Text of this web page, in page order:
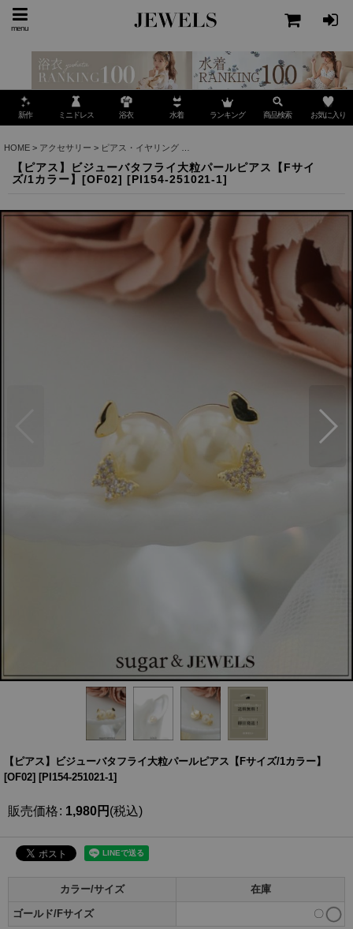
menu
新作 ミニドレス 浴衣 水着 ランキング 商品検索 お気に入り
HOME > アクセサリー > ピアス・イヤリング
【ピアス】ビジューバタフライ大粒パールピアス【Fサイ
ズ/1カラー】[OF02] [PI154-251021-1]
【ピアス】ビジューバタフライ大粒パールピアス【Fサイズ/1カラー】
[OF02] [PI154-251021-1]
販売価格: 1,980円 (税込)
カラー/サイズ 在庫
ゴールド/Fサイズ 〇